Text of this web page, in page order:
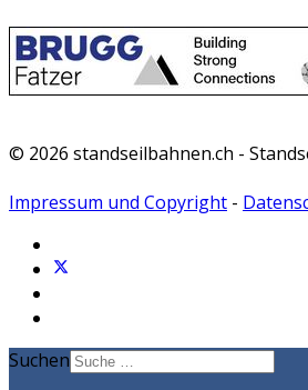
© 2026 standseilbahnen.ch -
Impressum und Copyright -
Suchen